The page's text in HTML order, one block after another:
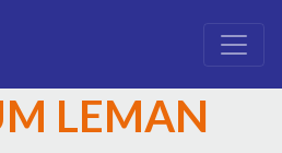
LEMAN